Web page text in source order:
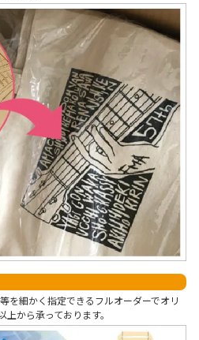
を細かく指定できるフルオーダーでオリ
から承っております。